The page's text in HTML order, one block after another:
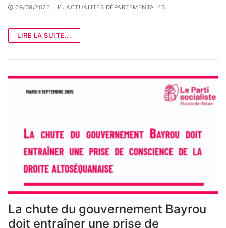
09/09/2025 ACTUALITÉS DÉPARTEMENTALES
LIRE LA SUITE...
La chute du gouvernement Bayrou
doit entraîner une prise de